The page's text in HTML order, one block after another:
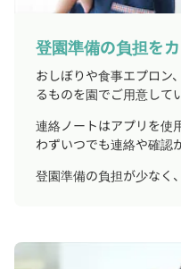
登園準備の負担を
おしぼりや食事エプロン
るものを園でご用意して
連絡ノートはアプリを使
わずいつでも連絡や確認
登園準備の負担が少なく